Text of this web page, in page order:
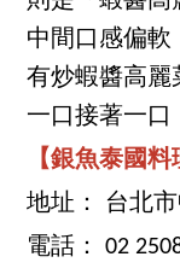
中間口感偏軟
有炒蝦醬高麗
一口接著一口
【銀魚泰國料
地址： 台北
電話： 02